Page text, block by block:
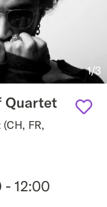
1/3
Quartet
FR,
- 12:00